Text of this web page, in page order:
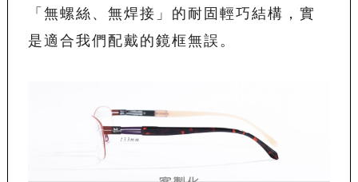
「無螺絲、無焊接」的耐固輕巧結構，實
是適合我們配戴的鏡框無誤。